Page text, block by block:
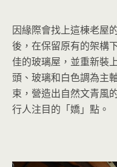
因緣際會找上這棟老屋
後，在保留原有的架構
佳的玻璃屋，並重新裝
頭、玻璃和白色調為主
束，營造出自然文青風
行人注目的「嬌」點。